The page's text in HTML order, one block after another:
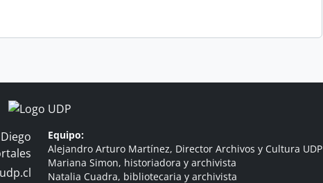
Equipo:
Alejandro Arturo Martínez, Director Archivos y Cultura UDP
Mariana Simon, historiadora y archivista
Natalia Cuadra, bibliotecaria y archivista